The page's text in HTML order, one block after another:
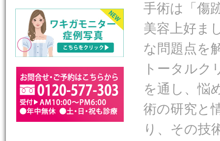
手術は「傷
美容上好ま
な問題点を
トータルク
を通し、悩
術の研究と
り、その技